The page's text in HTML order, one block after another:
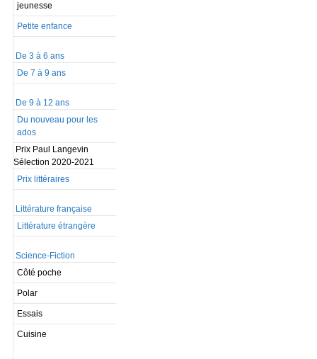
jeunesse
Petite enfance
De 3 à 6 ans
De 7 à 9 ans
De 9 à 12 ans
Du nouveau pour les
ados
Prix Paul Langevin
Sélection 2020-2021
Prix littéraires
Littérature française
Littérature étrangère
Science-Fiction
Côté poche
Polar
Essais
Cuisine